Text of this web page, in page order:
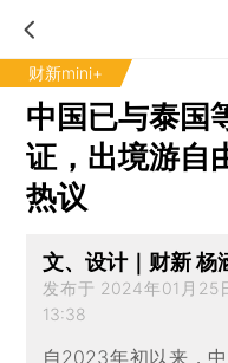
财新mini+
中国已与泰国
证，出境游自
热议
文、设计｜财新 杨
发布于 2024年01月25
13:38
自2023年初以来，